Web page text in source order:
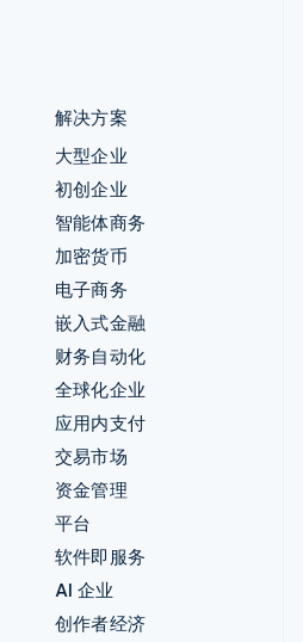
解决方案
大型企业
初创企业
智能体商务
加密货币
电子商务
嵌入式金融
财务自动化
全球化企业
应用内支付
交易市场
资金管理
平台
软件即服务
AI 企业
创作者经济